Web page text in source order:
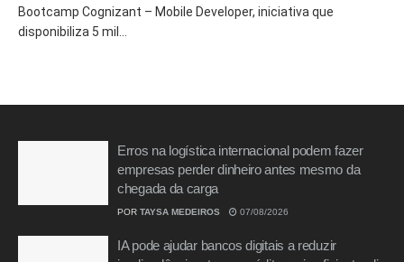
Bootcamp Cognizant – Mobile Developer, iniciativa que
disponibiliza 5 mil...
Erros na logística internacional podem fazer
empresas perder dinheiro antes mesmo da
chegada da carga
POR TAYSA MEDEIROS 07/08/2026
IA pode ajudar bancos digitais a reduzir